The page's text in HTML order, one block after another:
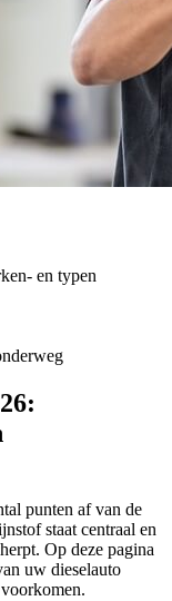
en typen
punten af van de
staat centraal en
Op deze pagina
uw dieselauto